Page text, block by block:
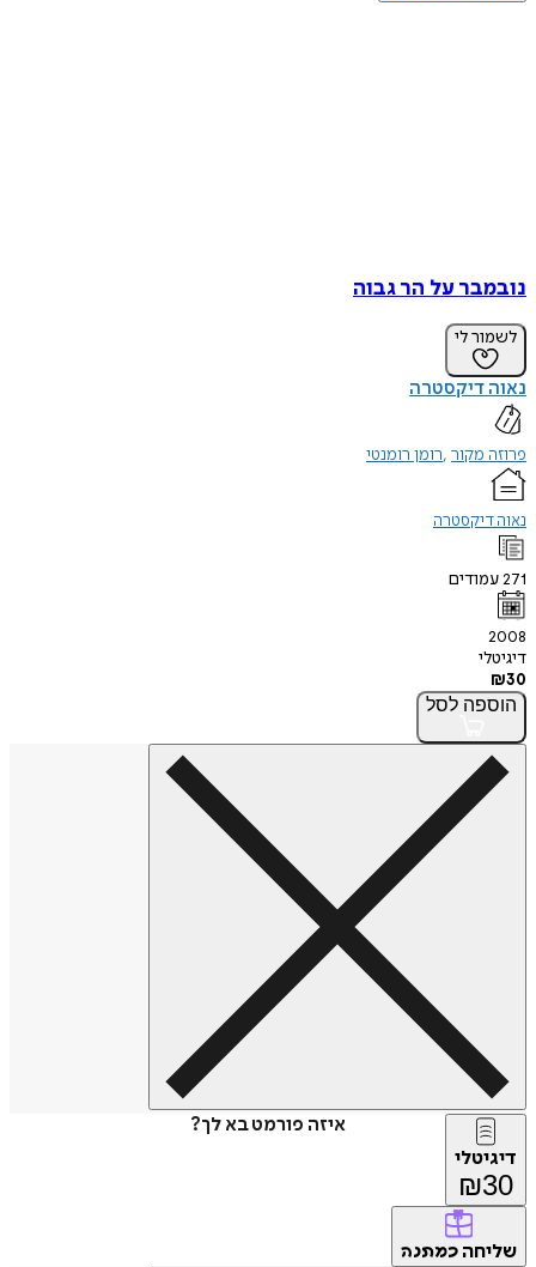
נובמבר על הר גבוה
לשמור לי
נאוה דיקסטרה
פרוזה מקור רומן רומנטי
נאוה דיקסטרה
271עמודים
2008
דיגיטלי
₪30
הוספה לסל
איזה פורמט בא לך?
דיגיטלי
₪30
שליחה כמתנה